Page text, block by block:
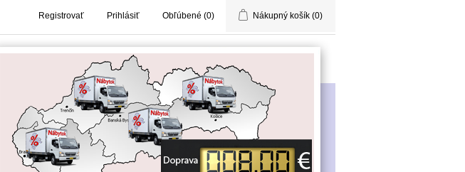
Registrovať Prihlásiť Obľúbené (0) Nákupný košík (0)
Spolu s Vami je tu 142
zákazníkov.
(aktívni za posledných 10 minút)
Skladom máme 3906 kusov
nábytku.
(aktualizované dnes o 14:30)
(sklad plus externý sklad)